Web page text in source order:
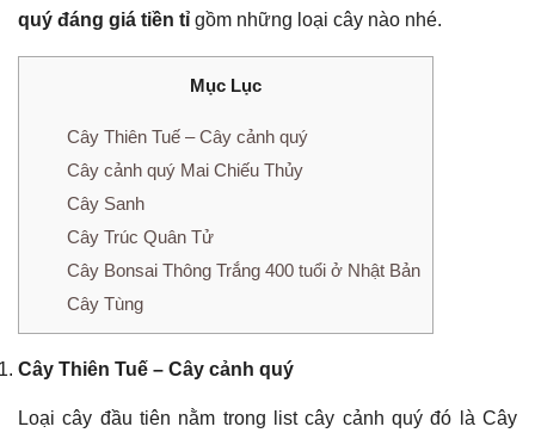
quý đáng giá tiền tỉ gồm những loại cây nào nhé.
Mục Lục
Cây Thiên Tuế – Cây cảnh quý
Cây cảnh quý Mai Chiếu Thủy
Cây Sanh
Cây Trúc Quân Tử
Cây Bonsai Thông Trắng 400 tuổi ở Nhật Bản
Cây Tùng
Cây Thiên Tuế – Cây cảnh quý
Loại cây đầu tiên nằm trong list cây cảnh quý đó là Cây